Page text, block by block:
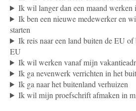
Ik wil langer dan een maand werken
Ik ben een nieuwe medewerker en
starten
Ik reis naar een land buiten de EU
EU
Ik wil werken vanaf mijn
Ik ga nevenwerk verrichten in het
Ik ga naar het buitenland verhuizen
Ik wil mijn proefschrift afmaken in